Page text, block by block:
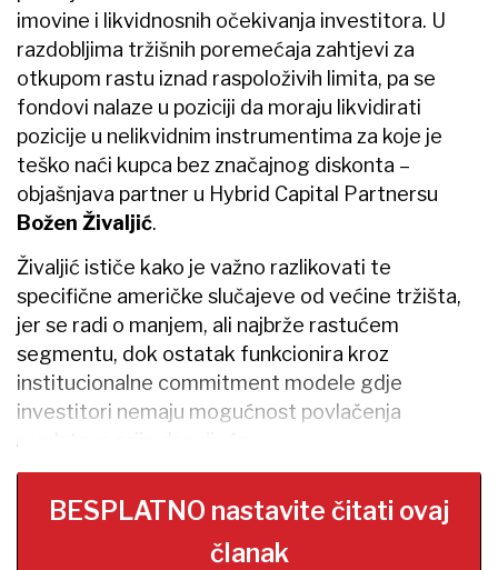
imovine i likvidnosnih očekivanja investitora. U
razdobljima tržišnih poremećaja zahtjevi za
otkupom rastu iznad raspoloživih limita, pa se
fondovi nalaze u poziciji da moraju likvidirati
pozicije u nelikvidnim instrumentima za koje je
teško naći kupca bez značajnog diskonta –
objašnjava partner u Hybrid Capital Partnersu
Božen Živaljić.
Živaljić ističe kako je važno razlikovati te
specifične američke slučajeve od većine tržišta,
jer se radi o manjem, ali najbrže rastućem
segmentu, dok ostatak funkcionira kroz
institucionalne commitment modele gdje
investitori nemaju mogućnost povlačenja
sredstava prije dospijeća.
BESPLATNO nastavite čitati ovaj
članak